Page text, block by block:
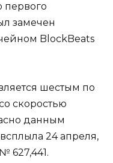
первого
замечен
BlockBeats
шестым по
скоростью
данным
24 апреля,
627,441.